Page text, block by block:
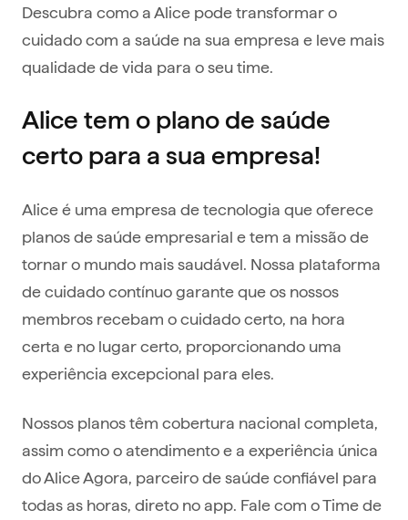
Descubra como a Alice pode transformar o
cuidado com a saúde na sua empresa e leve mais
qualidade de vida para o seu time.
Alice tem o plano de saúde
certo para a sua empresa!
Alice é uma empresa de tecnologia que oferece
planos de saúde empresarial e tem a missão de
tornar o mundo mais saudável. Nossa plataforma
de cuidado contínuo garante que os nossos
membros recebam o cuidado certo, na hora
certa e no lugar certo, proporcionando uma
experiência excepcional para eles.
Nossos planos têm cobertura nacional completa,
assim como o atendimento e a experiência única
do Alice Agora, parceiro de saúde confiável para
todas as horas, direto no app. Fale com o Time de